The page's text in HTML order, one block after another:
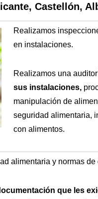
Castellón,
Realizamos
en instalaciones.
Realizamos una
sus instalaciones,
manipulación de
seguridad alimentaria,
con alimentos.
alimentaria y normas de
que les